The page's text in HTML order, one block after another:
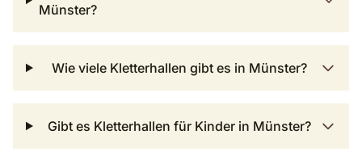
Münster?
Wie viele Kletterhallen gibt es in Münster?
Gibt es Kletterhallen für Kinder in Münster?